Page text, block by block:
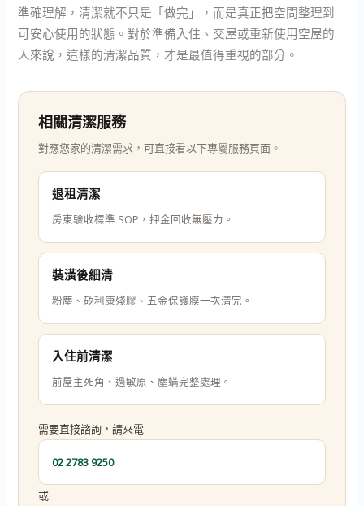
準確理解，清潔就不只是「做完」，而是真正把空間整理到
可安心使用的狀態。對於準備入住、交屋或重新使用空屋的
人來說，這樣的清潔品質，才是最值得重視的部分。
相關清潔服務
對應您家的清潔需求，可直接看以下專屬服務頁面。
退租清潔
房東驗收標準 SOP，押金回收無壓力。
裝潢後細清
粉塵、矽利康殘膠、五金保護膜一次清完。
入住前清潔
前屋主死角、過敏原、塵蟎完整處理。
需要直接諮詢，請來電
02 2783 9250
或